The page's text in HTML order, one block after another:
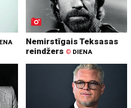
Nemirstīgais Teksasas
reindžers © DIENA